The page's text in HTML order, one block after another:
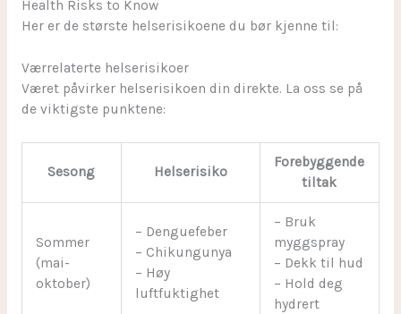
Health Risks to Know
Her er de største helserisikoene du bør kjenne til:
Værrelaterte helserisikoer
Været påvirker helserisikoen din direkte. La oss se på
de viktigste punktene:
Sesong Helserisiko
Forebyggende
tiltak
Sommer
(mai-
oktober)
– Denguefeber
– Chikungunya
– Høy
luftfuktighet
– Bruk
myggspray
– Dekk til hud
– Hold deg
hydrert